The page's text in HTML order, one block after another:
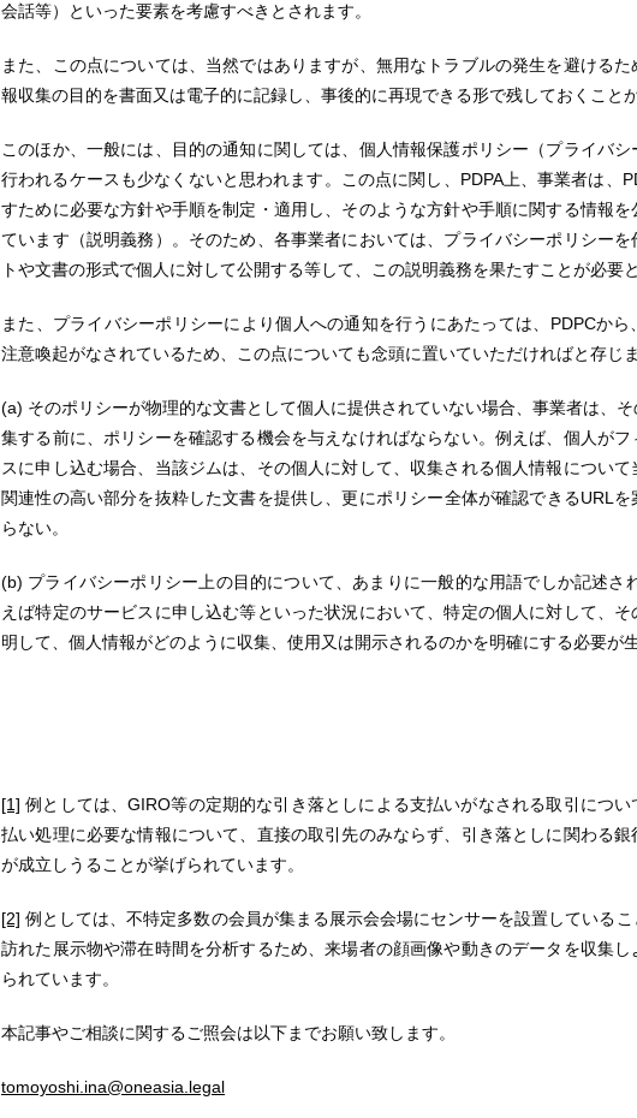
会話等）といった要素を考慮すべきとされます。
また、この点については、当然ではありますが、無用なトラブルの発生を避ける
報収集の目的を書面又は電子的に記録し、事後的に再現できる形で残しておくこと
このほか、一般には、目的の通知に関しては、個人情報保護ポリシー（プライバ
行われるケースも少なくないと思われます。この点に関し、PDPA上、事業者は、
すために必要な方針や手順を制定・適用し、そのような方針や手順に関する情報
ています（説明義務）。そのため、各事業者においては、プライバシーポリシーを
トや文書の形式で個人に対して公開する等して、この説明義務を果たすことが必要
また、プライバシーポリシーにより個人への通知を行うにあたっては、PDPCか
注意喚起がなされているため、この点についても念頭に置いていただければと存じま
(a) そのポリシーが物理的な文書として個人に提供されていない場合、事業者は、
集する前に、ポリシーを確認する機会を与えなければならない。例えば、個人が
スに申し込む場合、当該ジムは、その個人に対して、収集される個人情報につい
関連性の高い部分を抜粋した文書を提供し、更にポリシー全体が確認できるURL
らない。
(b) プライバシーポリシー上の目的について、あまりに一般的な用語でしか記述さ
えば特定のサービスに申し込む等といった状況において、特定の個人に対して、
明して、個人情報がどのように収集、使用又は開示されるのかを明確にする必要が
以
[1] 例としては、GIRO等の定期的な引き落としによる支払いがなされる取引につ
払い処理に必要な情報について、直接の取引先のみならず、引き落としに関わる
が成立しうることが挙げられています。
[2] 例としては、不特定多数の会員が集まる展示会会場にセンサーを設置している
訪れた展示物や滞在時間を分析するため、来場者の顔画像や動きのデータを収集
られています。
本記事やご相談に関するご照会は以下までお願い致します。
tomoyoshi.ina@oneasia.legal